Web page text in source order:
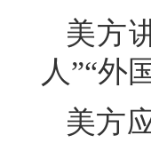
美方
人”“外
美方